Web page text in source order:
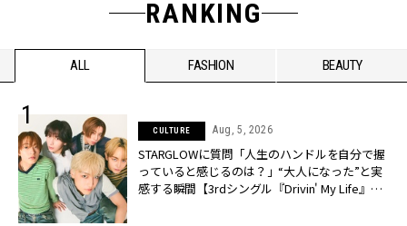
RANKING
ALL FASHION BEAUTY
CULTURE Aug, 5, 2026
STARGLOWに質問「人生のハンドルを自分で握
っていると感じるのは？」“大️人になった”と実
感する瞬間【3rdシングル『Drivin' My Life』発